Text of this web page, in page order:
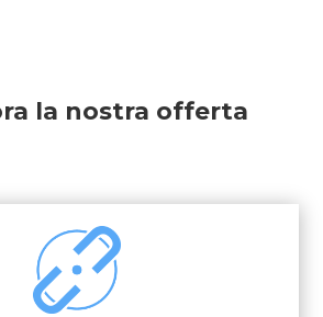
la nostra offerta